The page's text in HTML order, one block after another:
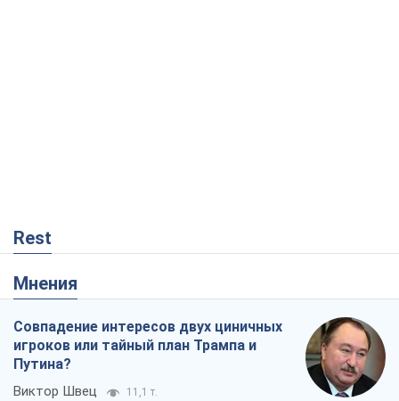
Rest
Мнения
Совпадение интересов двух циничных
игроков или тайный план Трампа и
Путина?
Виктор Швец 11,1 т.